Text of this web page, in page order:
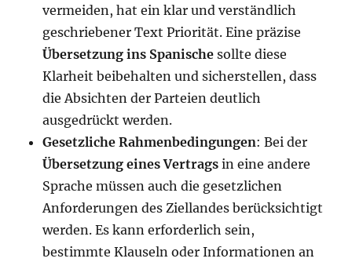
vermeiden, hat ein klar und verständlich
geschriebener Text Priorität. Eine präzise
Übersetzung ins Spanische sollte diese
Klarheit beibehalten und sicherstellen, dass
die Absichten der Parteien deutlich
ausgedrückt werden.
Gesetzliche Rahmenbedingungen: Bei der
Übersetzung eines Vertrags in eine andere
Sprache müssen auch die gesetzlichen
Anforderungen des Ziellandes berücksichtigt
werden. Es kann erforderlich sein,
bestimmte Klauseln oder Informationen an